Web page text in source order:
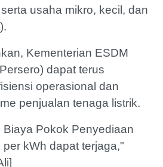
usaha mikro, kecil, dan
Kementerian ESDM
dapat terus
operasional dan
penjualan tenaga listrik.
Pokok Penyediaan
kWh dapat terjaga,"